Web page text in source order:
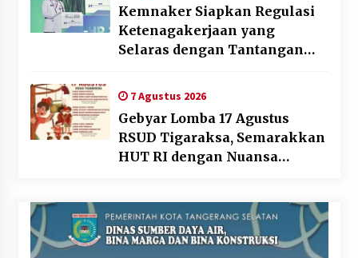
Kemnaker Siapkan Regulasi
Ketenagakerjaan yang
Selaras dengan Tantangan
7 Agustus 2026
Gebyar Lomba 17 Agustus
RSUD Tigaraksa, Semarakkan
HUT RI dengan Nuansa